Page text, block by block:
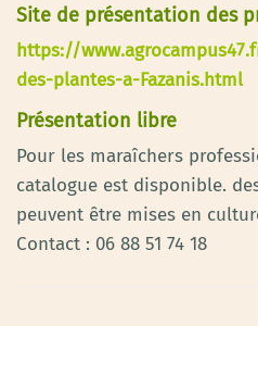
Site de présentation des
https://
des-plantes-a-Fazanis.html
Présentation libre
Pour les maraîchers
catalogue est disponible.
peuvent être mises en
Contact : 06 88 51 74 18